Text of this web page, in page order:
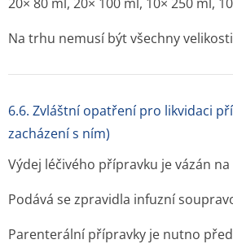
Na trhu nemusí být všechny
6.6. Zvláštní opatření pro likvidaci
zacházení s ním)
Výdej léčivého přípravku je vázán
Podává se zpravidla infuzní
Parenterální přípravky je nutno